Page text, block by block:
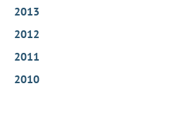
2013
2012
2011
2010